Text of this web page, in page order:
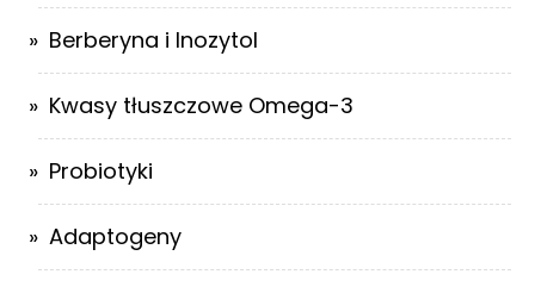
Berberyna i Inozytol
Kwasy tłuszczowe Omega-3
Probiotyki
Adaptogeny